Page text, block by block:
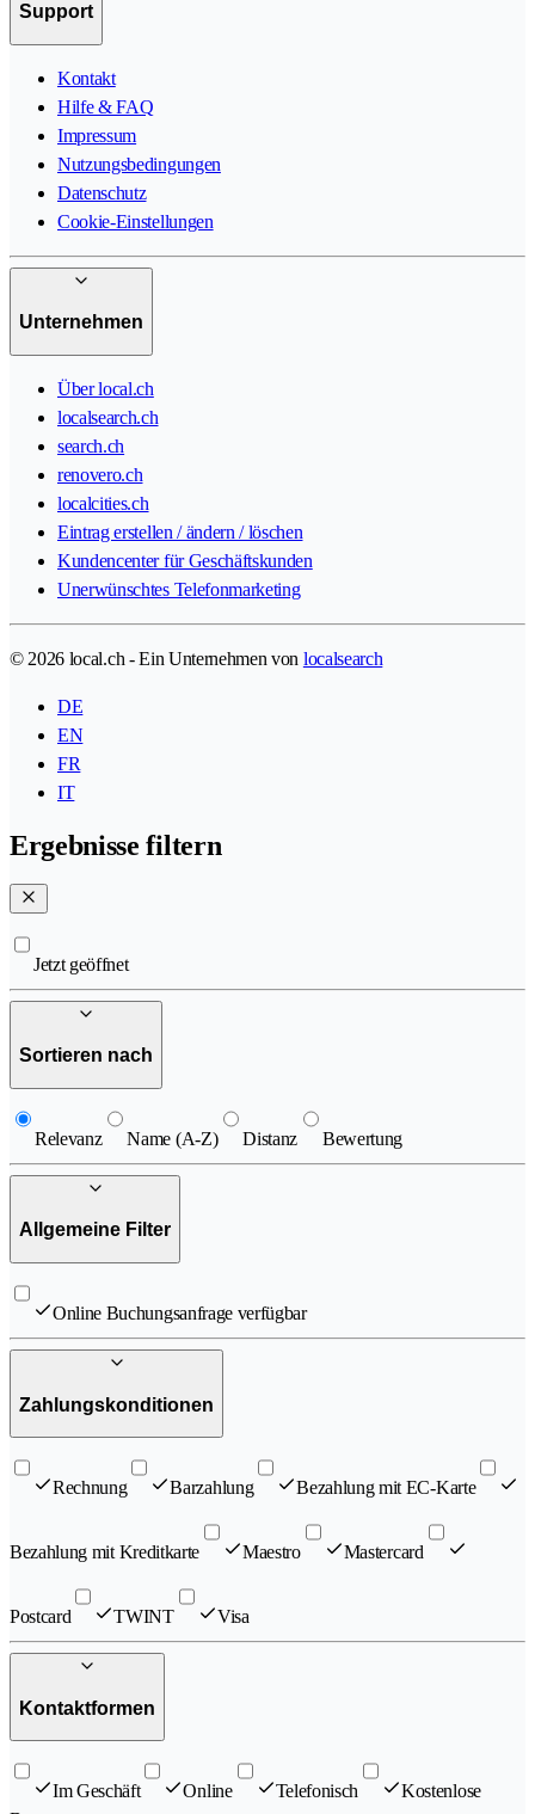
Support
Kontakt
Hilfe & FAQ
Impressum
Nutzungsbedingungen
Datenschutz
Cookie-Einstellungen
Unternehmen
Über local.ch
localsearch.ch
search.ch
renovero.ch
localcities.ch
Eintrag erstellen / ändern / löschen
Kundencenter für Geschäftskunden
Unerwünschtes Telefonmarketing
© 2026 local.ch - Ein Unternehmen von localsearch
DE
EN
FR
IT
Ergebnisse filtern
Jetzt geöffnet
Sortieren nach
Relevanz Name (A-Z) Distanz Bewertung
Allgemeine Filter
Online Buchungsanfrage verfügbar
Zahlungskonditionen
Rechnung Barzahlung Bezahlung mit EC-Karte
Bezahlung mit Kreditkarte Maestro Mastercard
Postcard TWINT Visa
Kontaktformen
Im Geschäft Online Telefonisch
Kostenlose